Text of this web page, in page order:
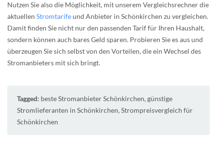
Nutzen Sie also die Möglichkeit, mit unserem Vergleichsrechner die
aktuellen Stromtarifeund Anbieter in Schönkirchen zu vergleichen.
Damit finden Sie nicht nur den passenden Tarif für Ihren Haushalt,
sondern können auch bares Geld sparen. Probieren Sie es aus und
überzeugen Sie sich selbst von den Vorteilen, die ein Wechsel des
Stromanbieters mit sich bringt.
Tagged: beste Stromanbieter Schönkirchen, günstige
Stromlieferanten in Schönkirchen, Strompreisvergleich für
Schönkirchen